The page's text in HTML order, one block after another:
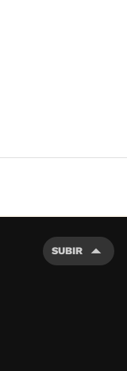
SUBIR